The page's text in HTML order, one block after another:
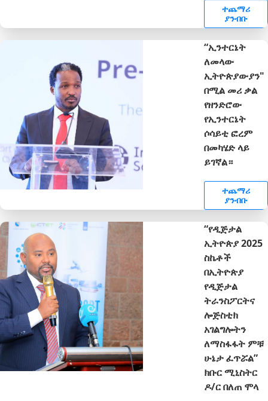
ተጨማሪ
ያንብቡ
“ኢንተርኔት
ለመላው
ኢትዮጵያውያን"
በሚል መሪ ቃል
የዘንድሮው
የኢንተርኔት
ሶሳይቲ ፎረም
በመካሄድ ላይ
ይገኛል።
ተጨማሪ
ያንብቡ
“የዲጅታል
ኢትዮጵያ 2025
ስኬቶች
በኢትዮጵያ
የዲጅታል
ትራንስፖርትና
ሎጅስቲክ
አገልግሎትን
ለማስፋፋት ምቹ
ሁኔታ ፈጥሯል”
ክቡር ሚኒስትር
ዶ/ር በለጠ ሞላ